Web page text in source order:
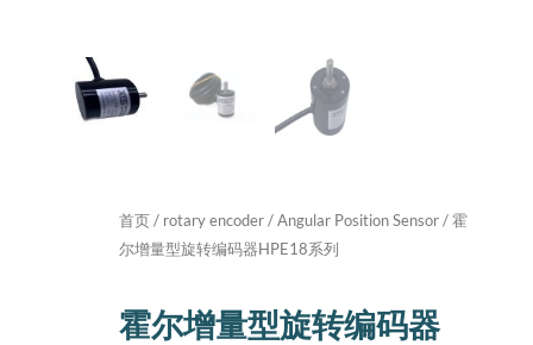
首页/ rotary encoder/Angular Position Sensor/ 霍
尔增量型旋转编码器HPE18系列
霍尔增量型旋转编码器